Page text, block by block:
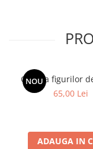
NOU
Galeria figurilor
65,00 Lei
ADAUGA IN